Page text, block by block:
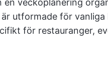
veckoplanering
utformade för vanliga
för restauranger,